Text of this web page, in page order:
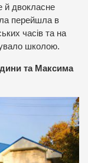
й двокласне
перейшла в
часів та на
школою.
та Максима